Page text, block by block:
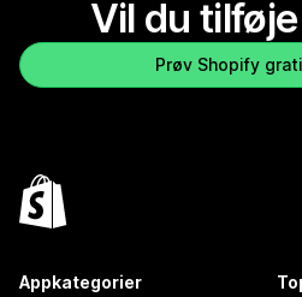
Vil du
Prøv Shopify
Appkategorier